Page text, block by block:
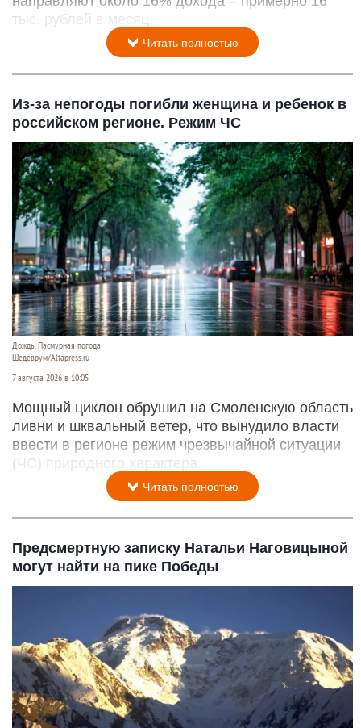
тыс. рублей в месяц.
Читать полностью
Из-за непогоды погибли женщина и ребенок в
российском регионе. Режим ЧС
Дождь. Пасмурная погода
Шедеврум/Altapress.ru
7 августа 2026 в 10:05
Мощный циклон обрушил на Смоленскую область
ливни и шквальный ветер, что вынудило власти
ввести в регионе режим чрезвычайной ситуации
(ЧС) природного характера.
Читать полностью
Предсмертную записку Натальи Наговицыной
могут найти на пике Победы